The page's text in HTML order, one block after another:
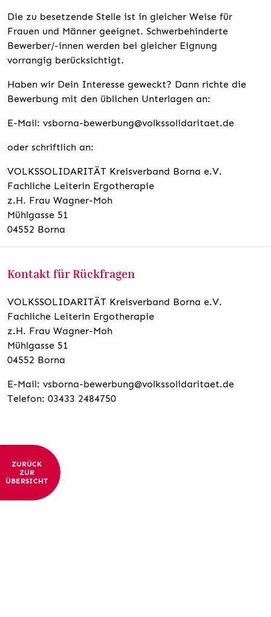
Die zu besetzende Stelle ist in gleicher Weise für
Frauen und Männer geeignet. Schwerbehinderte
Bewerber/-innen werden bei gleicher Eignung
vorrangig berücksichtigt.
Haben wir Dein Interesse geweckt? Dann richte die
Bewerbung mit den üblichen Unterlagen an:
E-Mail: vsborna-bewerbung@volkssolidaritaet.de
oder schriftlich an:
VOLKSSOLIDARITÄT Kreisverband Borna e.V.
Fachliche Leiterin Ergotherapie
z.H. Frau Wagner-Moh
Mühlgasse 51
04552 Borna
Kontakt für Rückfragen
VOLKSSOLIDARITÄT Kreisverband Borna e.V.
Fachliche Leiterin Ergotherapie
z.H. Frau Wagner-Moh
Mühlgasse 51
04552 Borna
E-Mail: vsborna-bewerbung@volkssolidaritaet.de
Telefon: 03433 2484750
ZURÜCK
ZUR
ÜBERSICHT